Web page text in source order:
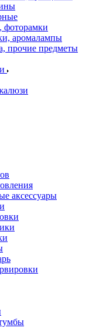
фоторамки
аромалампы
прочие предметы
аксессуары